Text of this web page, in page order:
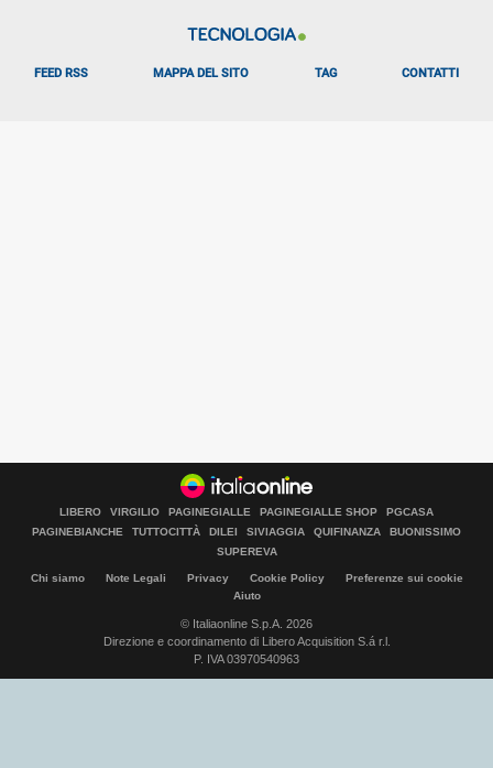
FEED RSS MAPPA DEL SITO TAG CONTATTI
LIBERO VIRGILIO PAGINEGIALLE PAGINEGIALLE SHOP
PGCASA
PAGINEBIANCHE
TUTTOCITTÀ DILEI SIVIAGGIA QUIFINANZA
BUONISSIMO
SUPEREVA
Chi siamo Note Legali Privacy Cookie Policy
Preferenze sui cookie
Aiuto
© Italiaonline S.p.A. 2026
Direzione e coordinamento di Libero Acquisition S.á r.l.
P. IVA 03970540963